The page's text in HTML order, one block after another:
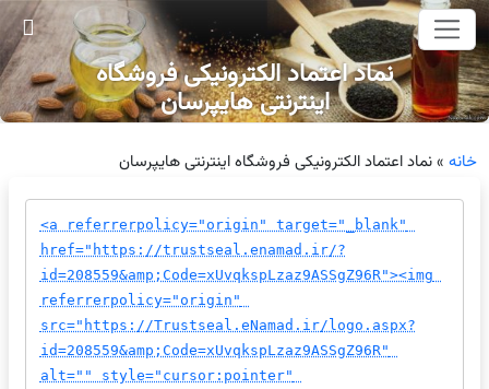
اصلی
نماد اعتماد الکترونیکی فروشگاه
اینترنتی هایپرسان
خانه »نماد اعتماد الکترونیکی فروشگاه اینترنتی هایپرسان
<a referrerpolicy="origin" target="_blank"
href="https://trustseal.enamad.ir/?
id=208559&amp;Code=xUvqkspLzaz9ASSgZ96R"><img
referrerpolicy="origin"
src="https://Trustseal.eNamad.ir/logo.aspx?
id=208559&amp;Code=xUvqkspLzaz9ASSgZ96R"
alt="" style="cursor:pointer"